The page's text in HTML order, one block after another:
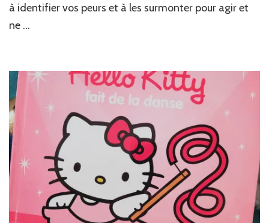
à identifier vos peurs et à les surmonter pour agir et
ne …